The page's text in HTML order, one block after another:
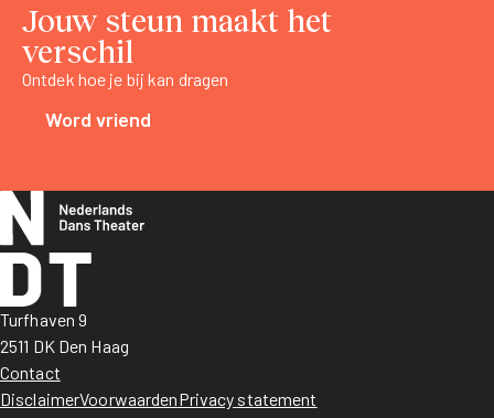
Jouw steun maakt het
verschil
Ontdek hoe je bij kan dragen
Word vriend
Turfhaven 9
2511 DK Den Haag
Contact
DisclaimerVoorwaardenPrivacy statement